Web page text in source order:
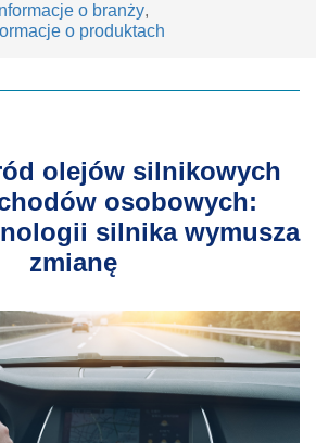
Informacje o branży,
o produktach
olejów silnikowych
osobowych:
silnika wymusza
zmianę